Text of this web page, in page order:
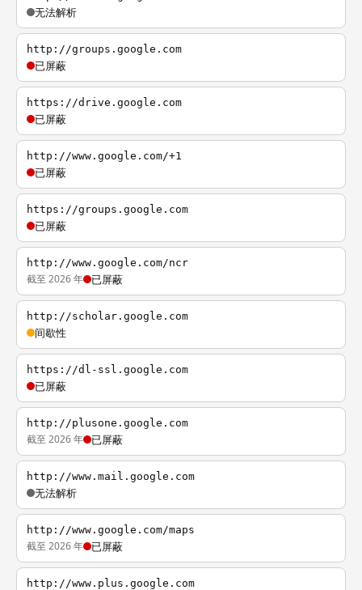
无法解析
http://groups.google.com
已屏蔽
https://drive.google.com
已屏蔽
http://www.google.com/+1
已屏蔽
https://groups.google.com
已屏蔽
http://www.google.com/ncr
截至 2026 年 已屏蔽
http://scholar.google.com
间歇性
https://dl-ssl.google.com
已屏蔽
http://plusone.google.com
截至 2026 年 已屏蔽
http://www.mail.google.com
无法解析
http://www.google.com/maps
截至 2026 年 已屏蔽
http://www.plus.google.com